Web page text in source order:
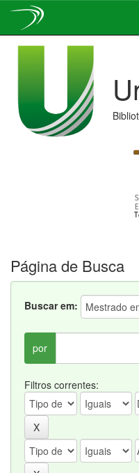
Página de Busca
Buscar em:
por
Filtros correntes: